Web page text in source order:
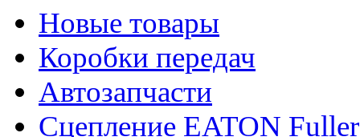
Новые товары
Коробки передач
Автозапчасти
Сцепление EATON